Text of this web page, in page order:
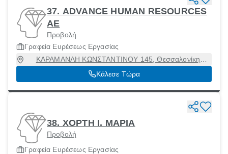
37. ADVANCE HUMAN RESOURCES
ΑΕ
Προβολή
Γραφεία Ευρέσεως Εργασίας
ΚΑΡΑΜΑΝΛΗ ΚΩΝΣΤΑΝΤΙΝΟΥ 145, Θεσσαλονίκη
[Δήμος], Θεσσαλονίκη
Κάλεσε Τώρα
38. ΧΟΡΤΗ I. ΜΑΡΙΑ
Προβολή
Γραφεία Ευρέσεως Εργασίας